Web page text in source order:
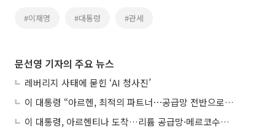
#이재명 #대통령 #관세
문선영 기자의 주요 뉴스
레버리지 사태에 묻힌 ‘AI 청사진’
이 대통령 “아르헨, 최적의 파트너⋯공급망 전반으로 확대”
이 대통령, 아르헨티나 도착…리튬 공급망·메르코수르 협력 논의